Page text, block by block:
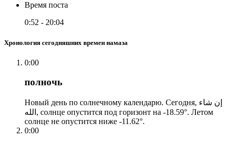
Время поста
0:52 - 20:04
Хронология сегодняшних времен намаза
0:00
полночь
Новый день по солнечному календарю. Сегодня, إن شاء
الله, солнце опустится под горизонт на -18.59°. Летом
солнце не опустится ниже -11.62°.
0:00